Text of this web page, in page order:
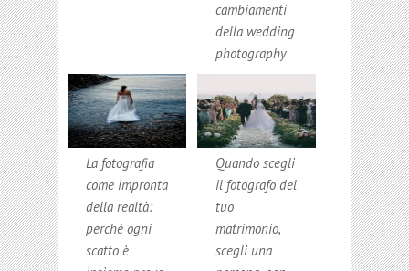
cambiamenti
della wedding
photography
La fotografia
come impronta
della realtà:
perché ogni
scatto è
Quando scegli
il fotografo del
tuo
matrimonio,
scegli una